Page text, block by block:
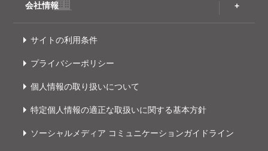
会社情報
サイトの利用条件
プライバシーポリシー
個人情報の取り扱いについて
特定個人情報の適正な取扱いに関する基本方針
ソーシャルメディア コミュニケーションガイドライン